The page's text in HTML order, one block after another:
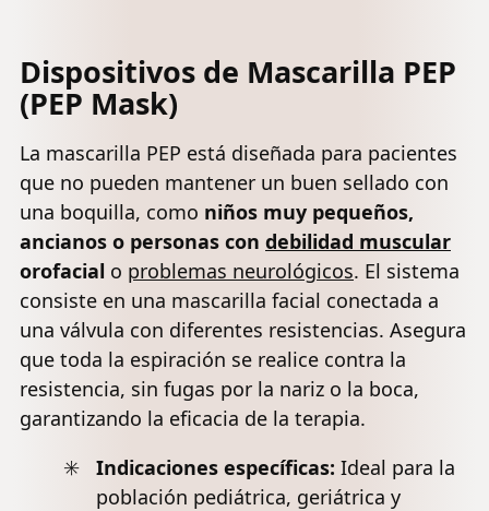
Ejercicio y
Limpieza -
Gran
Tratamiento
para EPOC,
Fibrosis
Quística o
Fumadores
respiratorio,
dispositivo
respiración
natural
para
pulmones
respiratoria,
Azul
Dispositivos de Mascarilla PEP
(PEP Mask)
La mascarilla PEP está diseñada para pacientes
que no pueden mantener un buen sellado con
una boquilla, como niños muy pequeños,
ancianos o personas con debilidad muscular
orofacial o problemas neurológicos. El sistema
consiste en una mascarilla facial conectada a
una válvula con diferentes resistencias. Asegura
que toda la espiración se realice contra la
resistencia, sin fugas por la nariz o la boca,
garantizando la eficacia de la terapia.
Indicaciones específicas: Ideal para la
población pediátrica, geriátrica y